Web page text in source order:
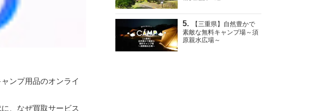
ンプ用品のオンライ
、なぜ買取サービス
【三重県】自然豊かで
素敵な無料キャンプ場～須
原親水広場～